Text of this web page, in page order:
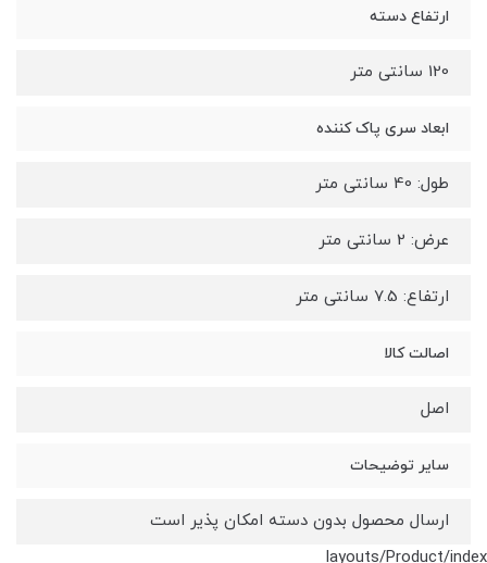
ارتفاع دسته
120 سانتی متر
ابعاد سری پاک کننده
طول: 40 سانتی متر
عرض: 2 سانتی متر
ارتفاع: 7.5 سانتی متر
اصالت کالا
اصل
سایر توضیحات
ارسال محصول بدون دسته امکان پذیر است
layouts/Product/index